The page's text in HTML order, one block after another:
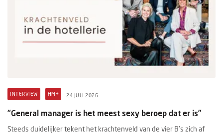
INTERVIEW HM+ 24 JULI 2026
“General manager is het meest sexy beroep dat er is”
Steeds duidelijker tekent het krachtenveld van de vier B’s zich af